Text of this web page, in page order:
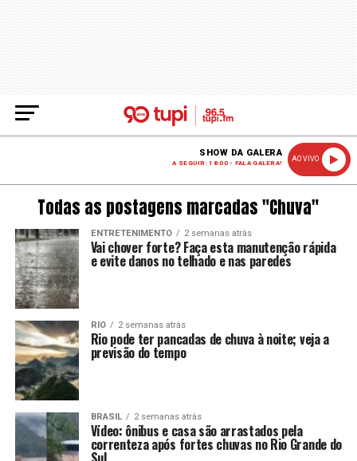
SHOW DA GALERA
A SEGUIR: 18:00 - FALA GALERA!
AO VIVO
Todas as postagens marcadas "Chuva"
ENTRETENIMENTO 2 semanas atrás
Vai chover forte? Faça esta manutenção rápida
e evite danos no telhado e nas paredes
RIO 2 semanas atrás
Rio pode ter pancadas de chuva à noite; veja a
previsão do tempo
BRASIL 2 semanas atrás
Vídeo: ônibus e casa são arrastados pela
correnteza após fortes chuvas no Rio Grande do